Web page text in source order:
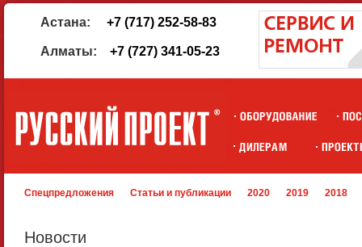
Астана: +7 (717) 252-58-83
Алматы: +7 (727) 341-05-23
Спецпредложения Статьи и публикации 2020 2019 2018
Новости